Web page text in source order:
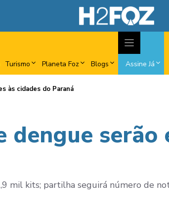
Turismo Planeta Foz Blogs Assine Já
às cidades do Paraná
dengue serão
mil kits; partilha seguirá número de